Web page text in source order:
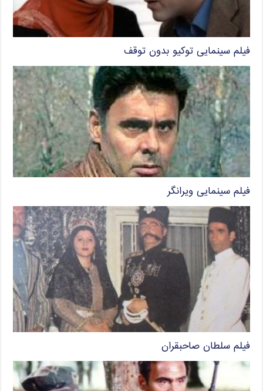
فیلم سینمایی توکیو بدون توقف
فیلم سینمایی ویرانگر
فیلم سلطان صاحبقران